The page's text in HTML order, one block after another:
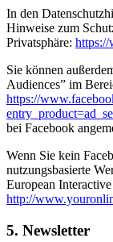
In den
Hinweise zum
Privatsphäre: https://
Sie können
Audiences” im
https://
bei Facebook
Wenn Sie kein
nutzungsbasierte
European
http://
5. Newsletter